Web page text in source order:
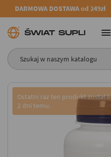
DARMOWA DOSTAWA od 249zł
